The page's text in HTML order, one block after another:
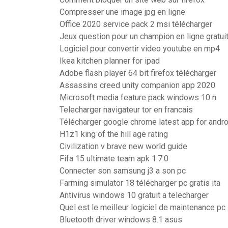
Compresser une image jpg en ligne
Office 2020 service pack 2 msi télécharger
Jeux question pour un champion en ligne gratuit
Logiciel pour convertir video youtube en mp4
Ikea kitchen planner for ipad
Adobe flash player 64 bit firefox télécharger
Assassins creed unity companion app 2020
Microsoft media feature pack windows 10 n
Telecharger navigateur tor en francais
Télécharger google chrome latest app for
H1z1 king of the hill age rating
Civilization v brave new world guide
Fifa 15 ultimate team apk 1.7.0
Connecter son samsung j3 a son pc
Farming simulator 18 télécharger pc gratis ita
Antivirus windows 10 gratuit a telecharger
Quel est le meilleur logiciel de maintenance pc
Bluetooth driver windows 8.1 asus